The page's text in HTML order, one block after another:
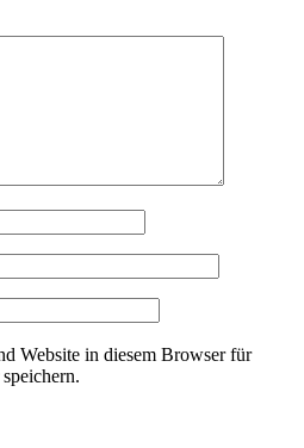
Website in diesem Browser für